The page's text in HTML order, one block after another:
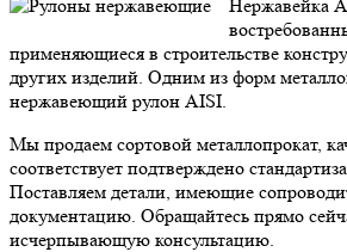
Нержавейка
применяющиеся в строительстве
других изделий. Одним из форм
нержавеющий рулон AISI.
Мы продаем сортовой металлопрокат,
соответствует подтверждено
Поставляем детали, имеющие
документацию. Обращайтесь прямо
исчерпывающую консультацию.